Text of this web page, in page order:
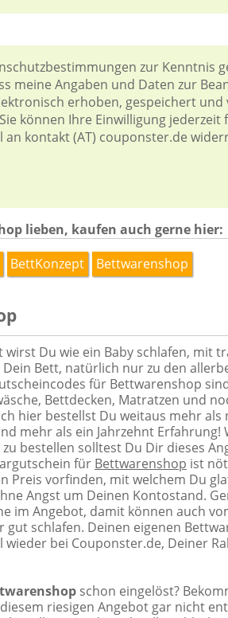
zur Kenntnis
meine Angaben und Daten zur
erhoben, gespeichert
können Ihre Einwilligung jederzeit
an kontakt (AT) couponster.de
lieben, kaufen auch gerne hier:
BettKonzept Bettwarenshop
wirst Du wie ein Baby schlafen, mit
Bett, natürlich nur zu den
für Bettwarenshop
Bettdecken, Matratzen und
hier bestellst Du weitaus mehr als
mehr als ein Jahrzehnt Erfahrung!
bestellen solltest Du Dir dieses
für Bettwarenshop ist
Preis vorfinden, mit welchem Du
Angst um Deinen Kontostand.
im Angebot, damit können auch
gut schlafen. Deinen eigenen
wieder bei Couponster.de, Deiner
schon eingelöst?
riesigen Angebot gar nicht